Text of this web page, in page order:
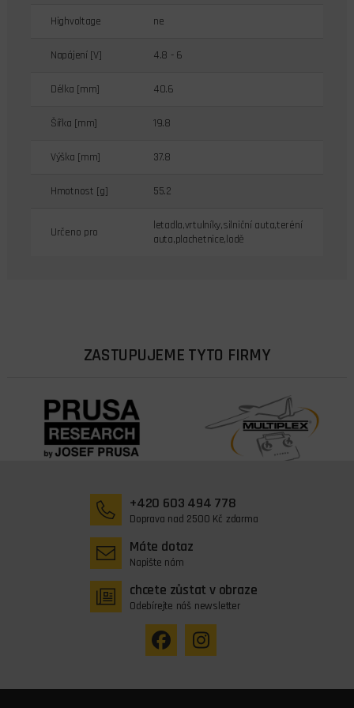
Highvoltage ne
Napájení [V] 4.8 - 6
Délka [mm] 40.6
Šířka [mm] 19.8
Výška [mm] 37.8
Hmotnost [g] 55.2
Určeno pro
letadla,vrtulníky,silniční auta,teréní
auta,plachetnice,lodě
ZASTUPUJEME TYTO FIRMY
+420 603 494 778
Doprava nad 2500 Kč zdarma
Máte dotaz
Napište nám
chcete zůstat v obraze
Odebírejte náš newsletter